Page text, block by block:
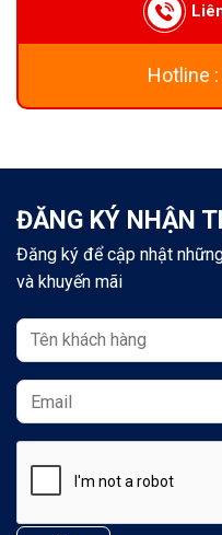
Hotline :
ĐĂNG KÝ NHẬN
Đăng ký để cập nhật
và khuyến mãi